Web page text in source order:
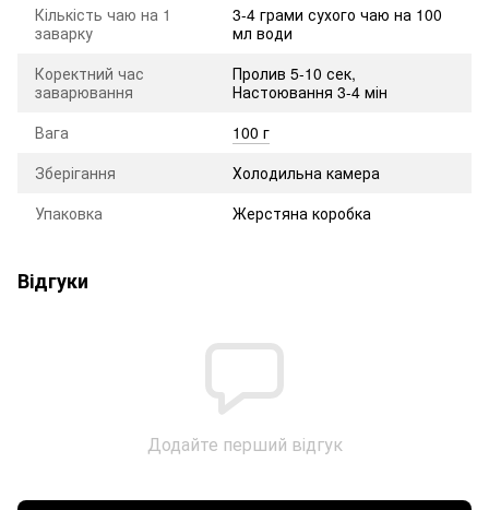
Кількість чаю на 1
заварку
3-4 грами сухого чаю на 100
мл води
Коректний час
заварювання
Пролив 5-10 сек,
Настоювання 3-4 мін
Вага
100 г
Зберігання
Холодильна камера
Упаковка
Жерстяна коробка
Відгуки
Додайте перший відгук